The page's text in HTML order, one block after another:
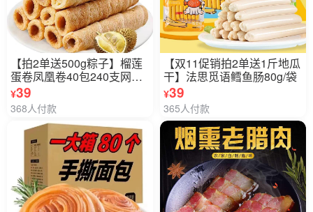
【拍2单送500g粽子】榴莲
蛋卷凤凰卷40包240支网红
休闲零食小吃童年怀旧零食
¥39
368人付款
【双11促销拍2单送1斤地瓜
干】法思觅语鳕鱼肠80g/袋
¥39
365人付款